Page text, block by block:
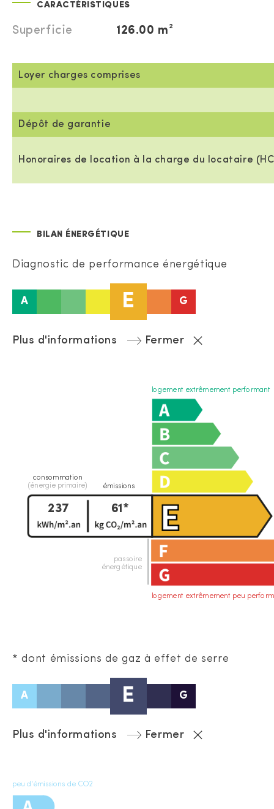
CARACTÉRISTIQUES
Superficie 126.00 m²
Loyer charges comprises
Dépôt de garantie
Honoraires de location à la charge du locataire
BILAN ÉNERGÉTIQUE
Diagnostic de performance énergétique
A E G
Plus d'informations Fermer
logement extrêmement performant
logement extrêmement peu
passoire
énergétique
consommation
(énergie primaire)
émissions
237 61*
* dont émissions de gaz à effet de serre
A E G
Plus d'informations Fermer
peu d'émissions de CO2